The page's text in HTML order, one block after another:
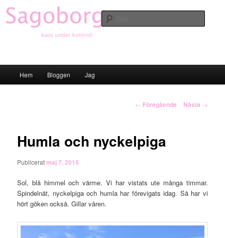
Hoppa
till
primärt
Hem Bloggen Jag
Inläggsnavigering
← Föregående Nästa →
Humla och nyckelpiga
Publicerat maj 7, 2015
Sol, blå himmel och värme. Vi har vistats ute många timmar.
Spindelnät, nyckelpiga och humla har förevigats idag. Så har vi
hört göken också. Gillar våren.